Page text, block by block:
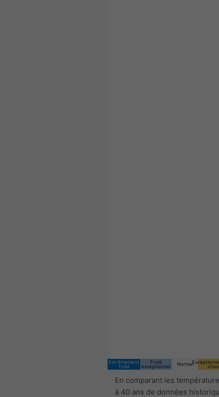
Extrêmement
froid
Froid
exceptionnel
Normal
En comparant les
à 40 ans de données